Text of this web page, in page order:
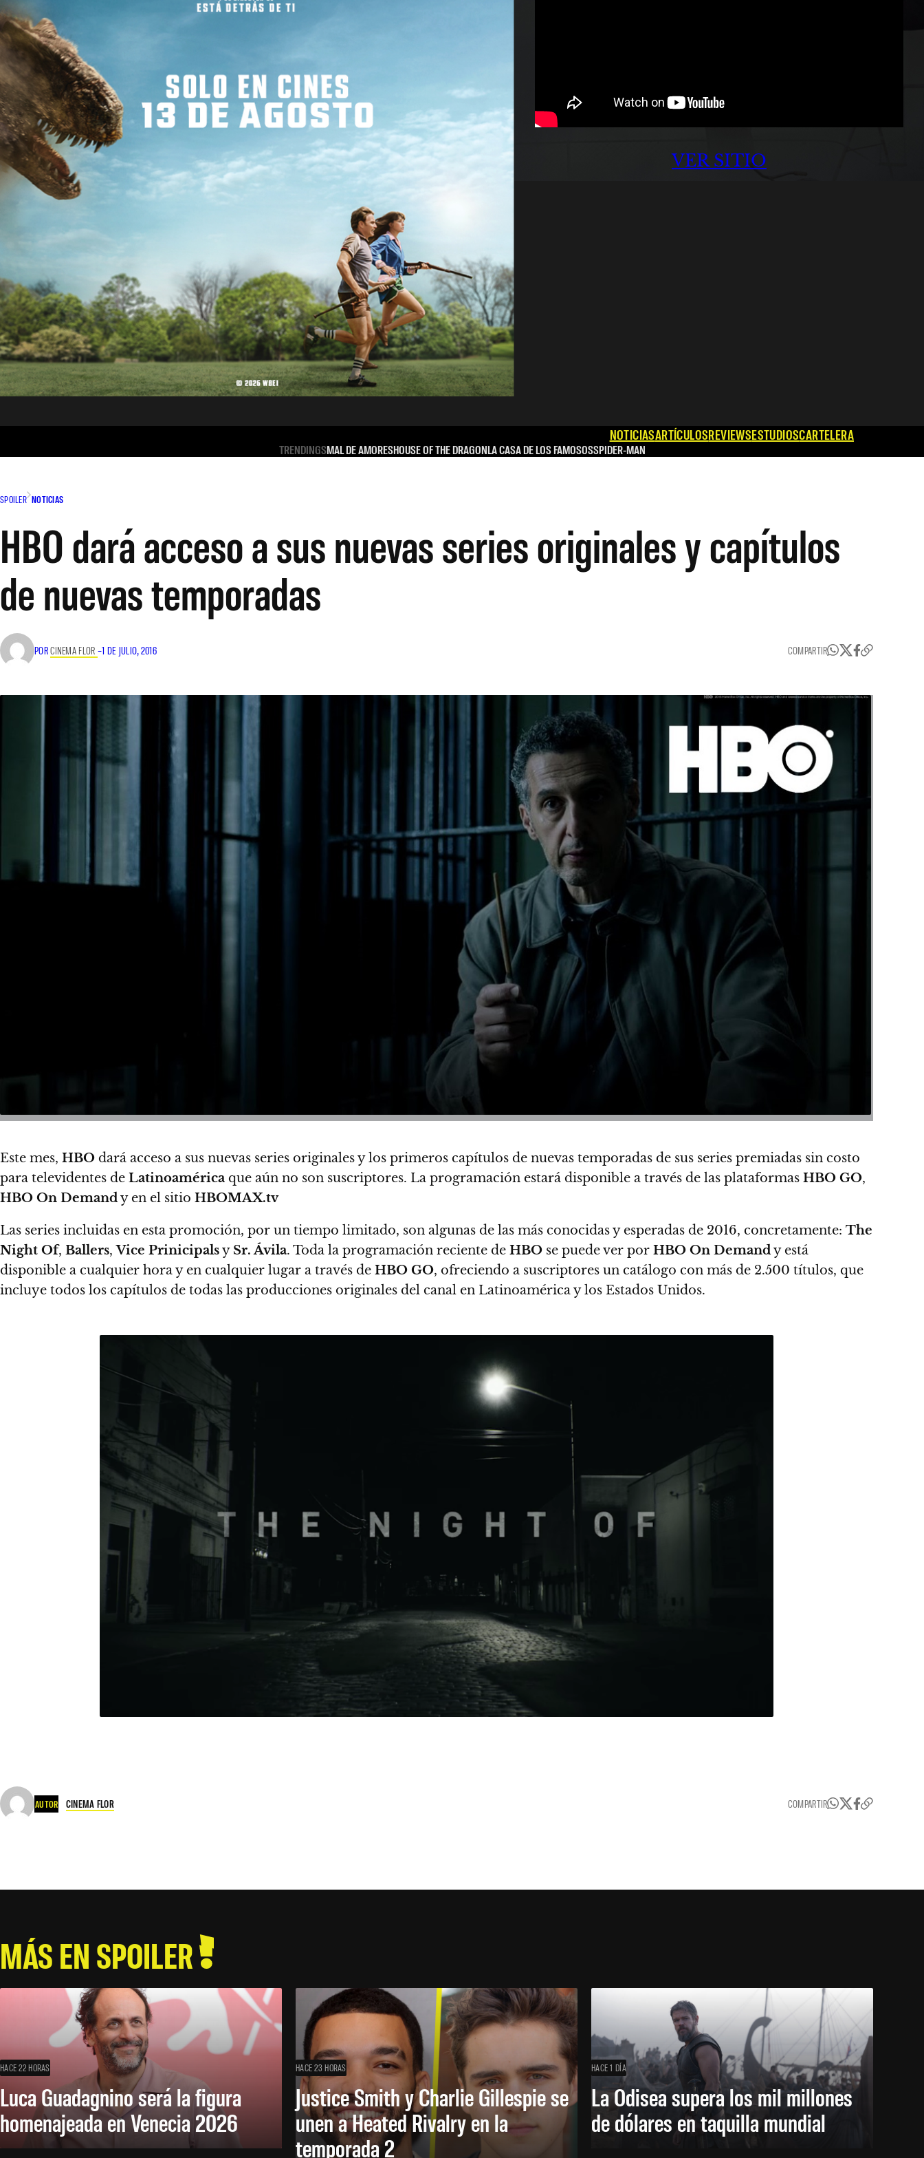
VER SITIO
NOTICIASARTÍCULOSREVIEWSESTUDIOSCARTELERA
TRENDINGSMAL DE AMORESHOUSE OF THE DRAGONLA CASA DE LOS FAMOSOSSPIDER-MAN
SPOILER NOTICIAS
HBO dará acceso a sus nuevas series originales y capítulos
de nuevas temporadas
PORCINEMA FLOR –1 DE JULIO, 2016 COMPARTIR
Este mes, HBO dará acceso a sus nuevas series originales y los primeros capítulos de nuevas temporadas de sus series premiadas sin costo
para televidentes de Latinoamérica que aún no son suscriptores. La programación estará disponible a través de las plataformas HBO GO,
HBO On Demandy en el sitio HBOMAX.tv
Las series incluidas en esta promoción, por un tiempo limitado, son algunas de las más conocidas y esperadas de 2016, concretamente: The
Night Of, Ballers,Vice Prinicipalsy Sr. Ávila. Toda la programación reciente de HBO se puede ver por HBO On Demandy está
disponible a cualquier hora y en cualquier lugar a través de HBO GO, ofreciendo a suscriptores un catálogo con más de 2.500 títulos, que
incluye todos los capítulos de todas las producciones originales del canal en Latinoamérica y los Estados Unidos.
AUTOR CINEMA FLOR COMPARTIR
MÁS EN SPOILER
HACE 22 HORAS
Luca Guadagnino será la figura
homenajeada en Venecia 2026
HACE 23 HORAS
Justice Smith y Charlie Gillespie se
unen a Heated Rivalry en la
temporada 2
HACE 1 DÍA
La Odisea supera los mil millones
de dólares en taquilla mundial